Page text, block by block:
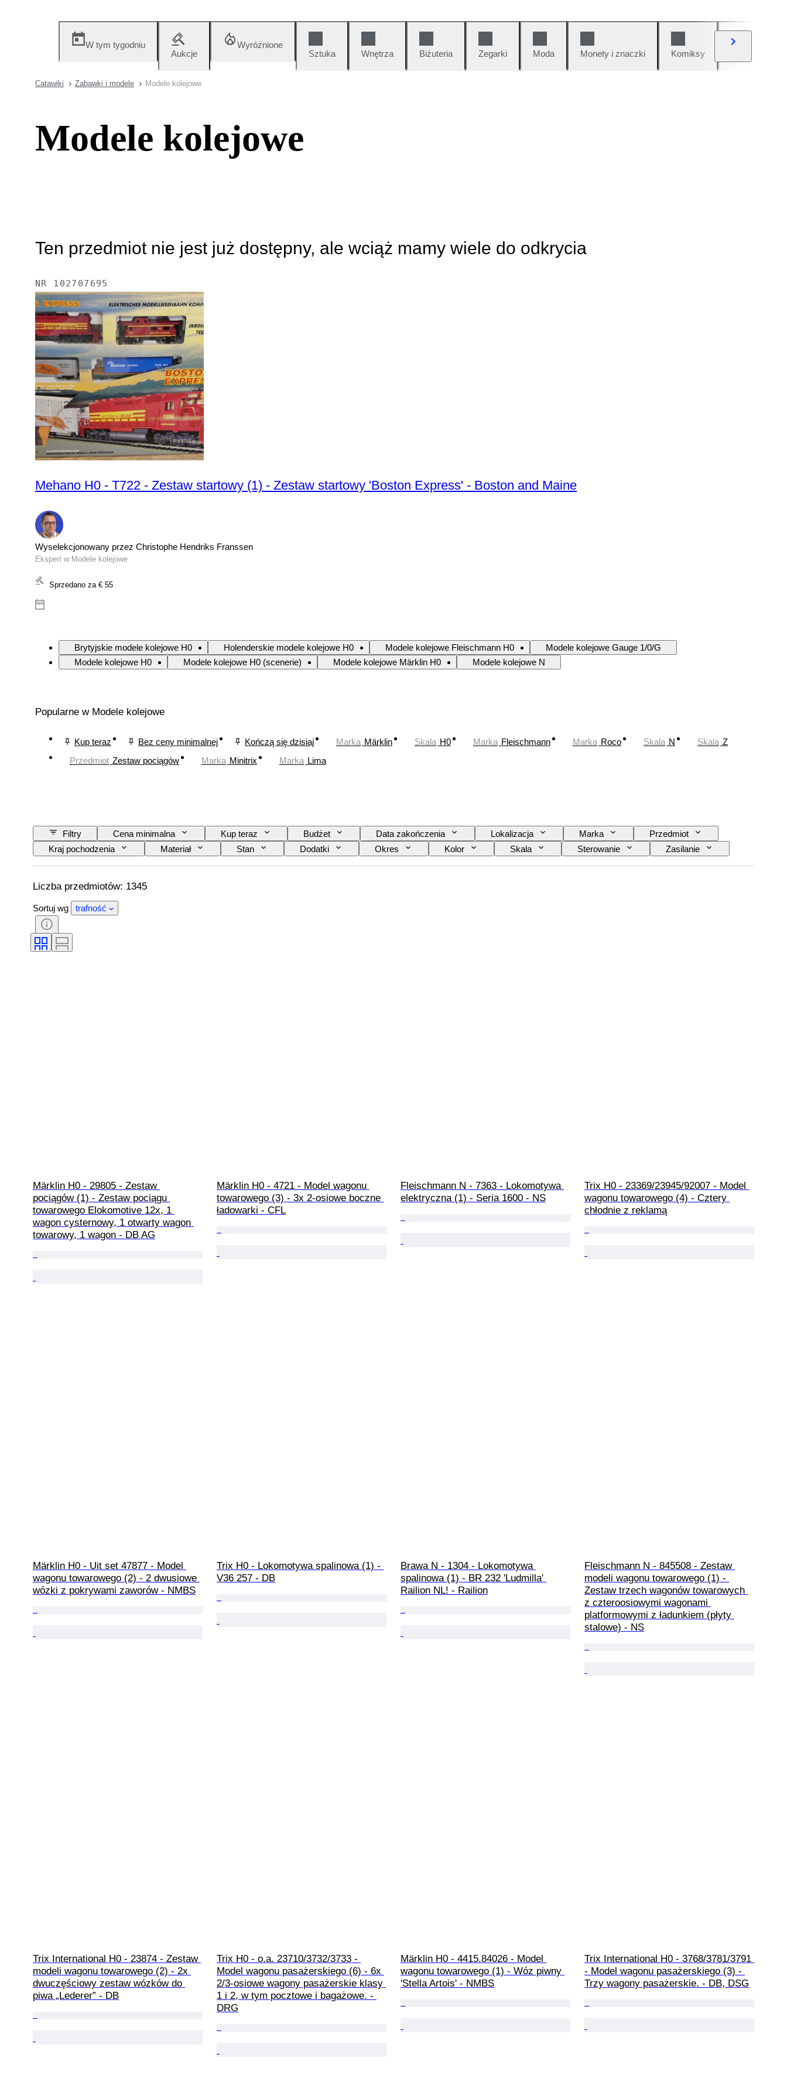
W tym tygodniu
Aukcje
Wyróżnione
Sztuka
Wnętrza Biżuteria Zegarki Moda Monety i znaczki Komiksy
Catawiki Zabawki i modele Modele kolejowe
Modele kolejowe
Ten przedmiot nie jest już dostępny, ale wciąż mamy wiele do odkrycia
NR 102707695
Mehano H0 - T722 - Zestaw startowy (1) - Zestaw startowy 'Boston Express' - Boston and Maine
Wyselekcjonowany przez Christophe Hendriks Franssen
Ekspert w Modele kolejowe
Sprzedano za € 55
Brytyjskie modele kolejowe H0 Holenderskie modele kolejowe H0 Modele kolejowe Fleischmann H0
Modele kolejowe Gauge 1/0/G
Modele kolejowe H0
Modele kolejowe H0 (scenerie) Modele kolejowe Märklin H0 Modele kolejowe N
Popularne w Modele kolejowe
Kup teraz Bez ceny minimalnej Kończą się dzisiaj Marka Märklin Skala H0 Marka Fleischmann Marka Roco Skala N Skala Z
Przedmiot Zestaw pociągów Marka Minitrix Marka Lima
Filtry Cena minimalna Kup teraz Budżet Data zakończenia Lokalizacja Marka
Przedmiot
Kraj pochodzenia
Materiał Stan Dodatki Okres Kolor Skala Sterowanie
Zasilanie
Przewoźnik kolejowy
Era
Liczba przedmiotów: 1345
Sortuj wg trafność
Märklin H0 - 29805 - Zestaw
pociągów (1) - Zestaw pociągu
towarowego Elokomotive 12x, 1
wagon cysternowy, 1 otwarty wagon
towarowy, 1 wagon - DB AG
Märklin H0 - 4721 - Model wagonu
towarowego (3) - 3x 2-osiowe boczne
ładowarki - CFL
Fleischmann N - 7363 - Lokomotywa
elektryczna (1) - Seria 1600 - NS
Trix H0 - 23369/23945/92007 - Model
wagonu towarowego (4) - Cztery
chłodnie z reklamą
Märklin H0 - Uit set 47877 - Model
wagonu towarowego (2) - 2 dwusiowe
wózki z pokrywami zaworów - NMBS
Trix H0 - Lokomotywa spalinowa (1) -
V36 257 - DB
Brawa N - 1304 - Lokomotywa
spalinowa (1) - BR 232 'Ludmilla'
Railion NL! - Railion
Fleischmann N - 845508 - Zestaw
modeli wagonu towarowego (1) -
Zestaw trzech wagonów towarowych
z czteroosiowymi wagonami
platformowymi z ładunkiem (płyty
stalowe) - NS
Trix International H0 - 23874 - Zestaw
modeli wagonu towarowego (2) - 2x
dwuczęściowy zestaw wózków do
piwa „Lederer” - DB
Trix H0 - o.a. 23710/3732/3733 -
Model wagonu pasażerskiego (6) - 6x
2/3-osiowe wagony pasażerskie klasy
1 i 2, w tym pocztowe i bagażowe. -
DRG
Märklin H0 - 4415.84026 - Model
wagonu towarowego (1) - Wóz piwny
'Stella Artois' - NMBS
Trix International H0 - 3768/3781/3791
- Model wagonu pasażerskiego (3) -
Trzy wagony pasażerskie. - DB, DSG